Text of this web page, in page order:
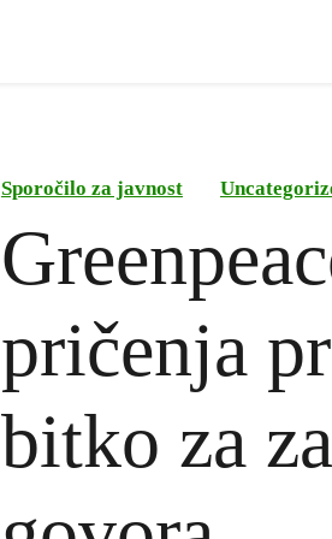
Sporočilo za javnost
pričenja
bitko za